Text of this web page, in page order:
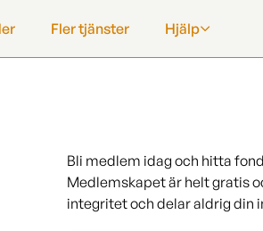
Fler tjänster Hjälp
Bli medlem idag och hitta
Medlemskapet är helt gratis
integritet och delar aldrig din